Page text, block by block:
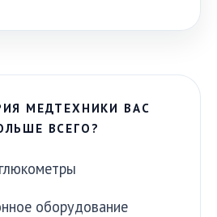
МЕДТЕХНИКИ ВАС
ВСЕГО?
оборудование